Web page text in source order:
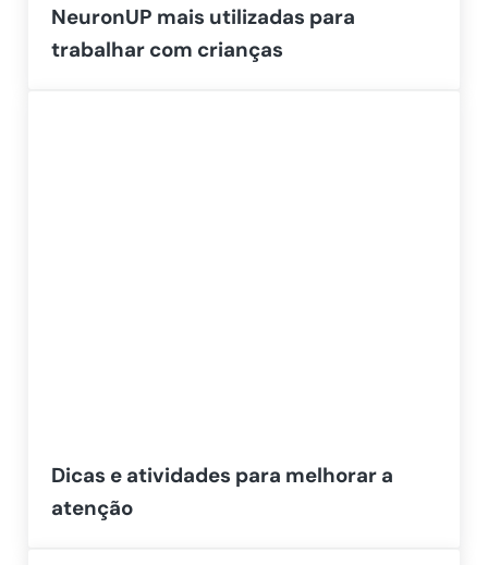
NeuronUP mais utilizadas para
trabalhar com crianças
Dicas e atividades para melhorar a
atenção